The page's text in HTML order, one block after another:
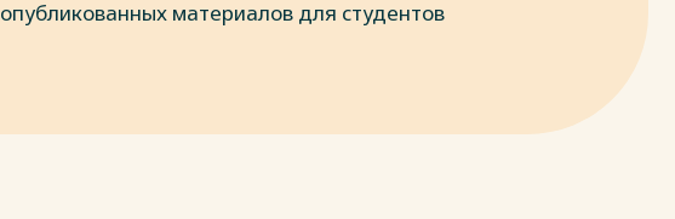
опубликованных материалов для студентов